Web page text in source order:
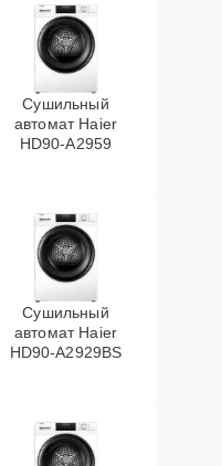
Сушильный
автомат Haier
HD90-A2959
Сушильный
автомат Haier
HD90-A2929BS